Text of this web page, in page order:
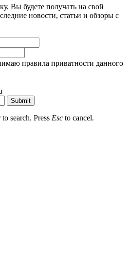
Вы будете получать на свой
новости, статьи и обзоры с
правила приватности данного
Submit
to search. Press Esc to cancel.